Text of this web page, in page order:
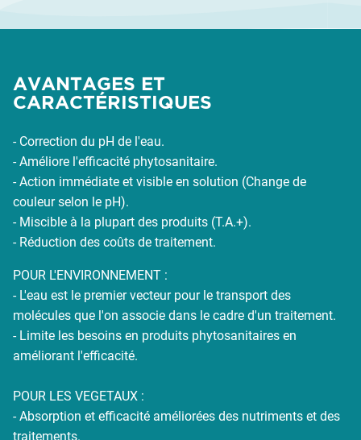
AVANTAGES ET
CARACTÉRISTIQUES
- Correction du pH de l'eau.
- Améliore l'efficacité phytosanitaire.
- Action immédiate et visible en solution (Change de
couleur selon le pH).
- Miscible à la plupart des produits (T.A.+).
- Réduction des coûts de traitement.
POUR L'ENVIRONNEMENT :
- L'eau est le premier vecteur pour le transport des
molécules que l'on associe dans le cadre d'un traitement.
- Limite les besoins en produits phytosanitaires en
améliorant l'efficacité.
POUR LES VEGETAUX :
- Absorption et efficacité améliorées des nutriments et des
traitements.